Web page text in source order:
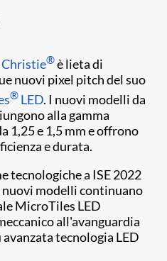
Christie®è lieta di
nuovi pixel pitch del suo
® LED. I nuovi modelli da
alla gamma
1,25 e 1,5 mm e offrono
e durata.
tecnologiche a ISE 2022
nuovi modelli continuano
MicroTiles LED
all'avanguardia
tecnologia LED